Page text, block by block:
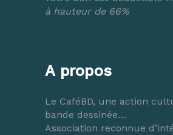
à hauteur de 66%
A propos
Le CaféBD, une action
bande dessinée…
Association reconnue